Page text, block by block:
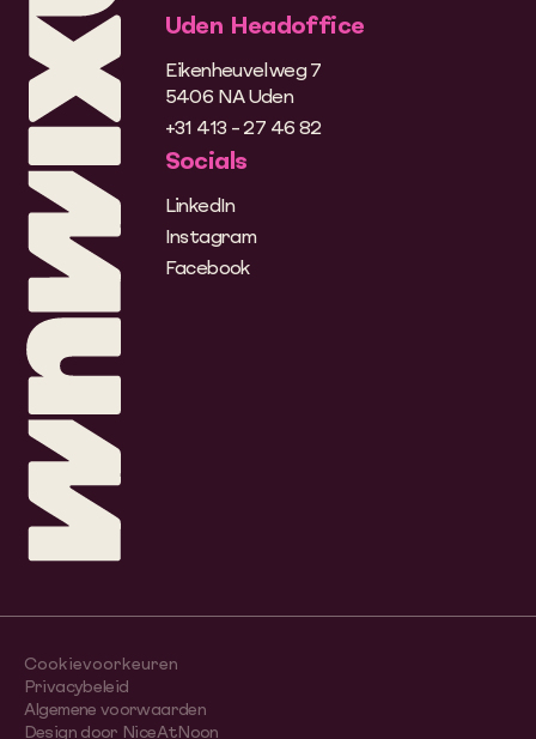
Uden Headoffice
Eikenheuvelweg 7
5406 NA Uden
+31 413 - 27 46 82
Socials
LinkedIn
Instagram
Facebook
Cookievoorkeuren
Privacybeleid
Algemene voorwaarden
Design door NiceAtNoon